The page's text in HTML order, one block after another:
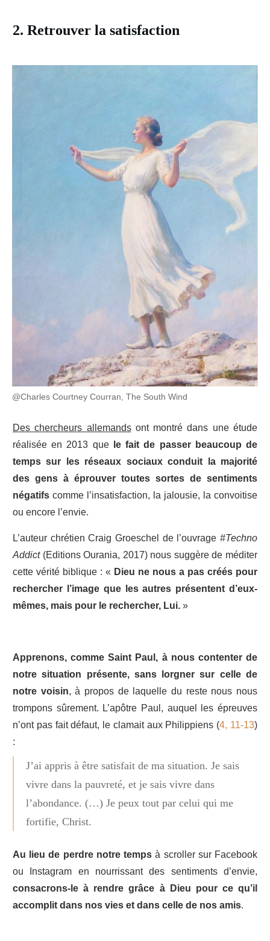
2. Retrouver la satisfaction
@Charles Courtney Courran, The South Wind
Des chercheurs allemandsont montré dans une étude
réalisée en 2013 que
le fait de passer beaucoup de
temps sur les réseaux sociaux conduit la majorité
des gens à éprouver toutes sortes de sentiments
négatifs comme l’insatisfaction, la jalousie, la convoitise
ou encore l’envie.
L’auteur chrétien Craig Groeschel de l’ouvrage #Techno
Addict(Editions Ourania, 2017) nous suggère de méditer
cette vérité biblique : « Dieu ne nous a pas créés pour
rechercher l’image que les autres présentent d’eux-
mêmes, mais pour le rechercher, Lui. »
Apprenons, comme Saint Paul, à nous contenter de
notre situation présente, sans lorgner sur celle de
notre voisin, à propos de laquelle du reste nous nous
trompons sûrement. L’apôtre Paul, auquel les épreuves
n’ont pas fait défaut, le clamait aux Philippiens (4, 11-13)
:
J’ai appris à être satisfait de ma situation. Je sais
vivre dans la pauvreté, et je sais vivre dans
l’abondance. (…) Je peux tout par celui qui me
fortifie, Christ.
Au lieu de perdre notre temps à scroller sur Facebook
ou Instagram en nourrissant des sentiments d’envie,
consacrons-le à rendre grâce à Dieu pour ce qu’il
accomplit dans nos vies et dans celle de nos amis.